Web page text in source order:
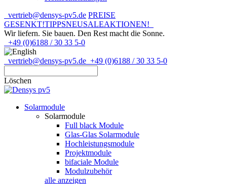
vertrieb@densys-pv5.de PREISE
GESENKT!TIPPSNEUSALEAKTIONEN!
Wir liefern. Sie bauen. Den Rest macht die Sonne.
+49 (0)6188 / 30 33 5-0
vertrieb@densys-pv5.de +49 (0)6188 / 30 33 5-0
Löschen
Solarmodule
Solarmodule
Full black Module
Glas-Glas Solarmodule
Hochleistungsmodule
Projektmodule
bifaciale Module
Modulzubehör
alle anzeigen